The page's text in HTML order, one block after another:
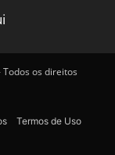
os direitos
Termos de Uso